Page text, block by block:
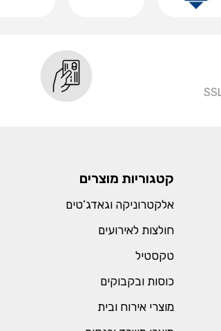
קטגוריות מוצרים
אלקטרוניקה וגאדג’טים
חולצות לאירועים
טקסטיל
כוסות ובקבוקים
מוצרי אירוח ובית